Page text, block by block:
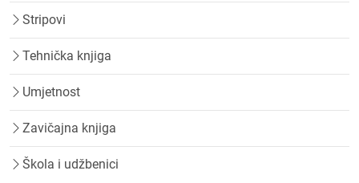
Stripovi
Tehnička knjiga
Umjetnost
Zavičajna knjiga
Škola i udžbenici